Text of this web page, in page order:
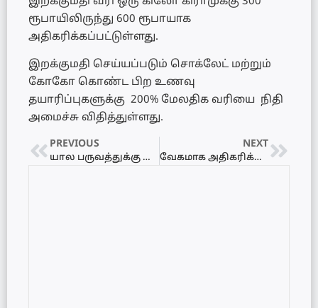
ரூபாயிலிருந்து 600 ரூபாயாக
அதிகரிக்கப்பட்டுள்ளது.
இறக்குமதி செய்யப்படும் சொக்லேட் மற்றும்
கோகோ கொண்ட பிற உணவு
தயாரிப்புகளுக்கு 200% மேலதிக வரியை நிதி
அமைச்சு விதித்துள்ளது.
PREVIOUS
யால பருவத்துக்கு உரத்தை வழங்குவதாக இந்தியப் பிரதமர் உறுதி – ஜனாதிபதி தெரிவிப்பு
NEXT
வேகமாக அதிகரிக்கும் டெங்குத் தொற்று – யாழிலும் பரவல்